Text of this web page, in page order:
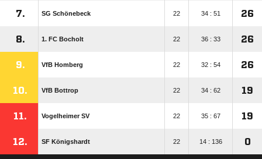
7. SG Schönebeck 22 34 : 51 26
8. 1. FC Bocholt 22 36 : 33 26
9. VfB Homberg 22 32 : 54 26
10. VfB Bottrop 22 34 : 62 19
11. Vogelheimer SV 22 35 : 67 19
12. SF Königshardt 22 14 : 136 0